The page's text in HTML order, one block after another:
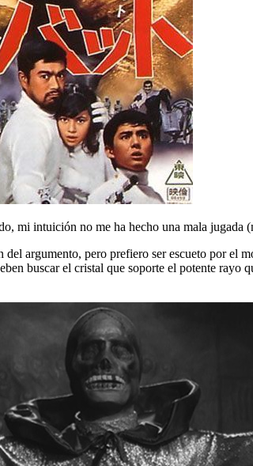
mi intuición no me ha hecho una mala jugada
argumento, pero prefiero ser escueto por el
buscar el cristal que soporte el potente